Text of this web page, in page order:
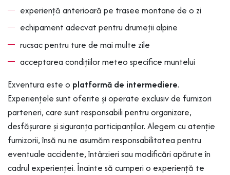
experiență anterioară pe trasee montane de o zi
echipament adecvat pentru drumeții alpine
rucsac pentru ture de mai multe zile
acceptarea condițiilor meteo specifice muntelui
Exventura este o platformă de intermediere.
Experiențele sunt oferite și operate exclusiv de furnizori
parteneri, care sunt responsabili pentru organizare,
desfășurare și siguranța participanților. Alegem cu atenție
furnizorii, însă nu ne asumăm responsabilitatea pentru
eventuale accidente, întârzieri sau modificări apărute în
cadrul experienței. Înainte să cumperi o experiență te